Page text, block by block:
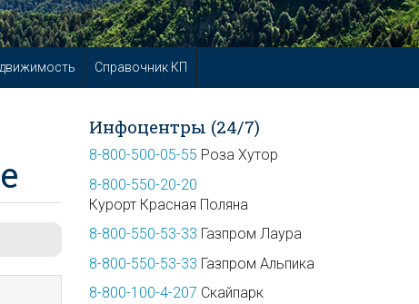
Справочник КП
Инфоцентры (24/7)
8-800-500-05-55 Роза Хутор
8-800-550-20-20
Курорт Красная Поляна
8-800-550-53-33 Газпром Лаура
8-800-550-53-33 Газпром Альпика
8-800-100-4-207 Скайпарк